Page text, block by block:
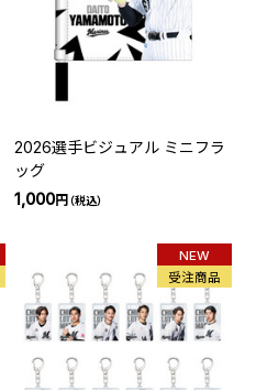
2026選手ビジュアル ミニフラ
ッグ
1,000円（税込）
NEW
受注商品